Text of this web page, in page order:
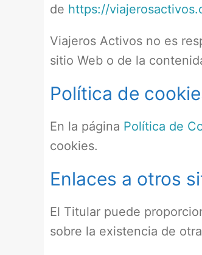
de https://
Viajeros Activos no es
sitio Web o de la
Política de
En la página Política de
cookies.
Enlaces a otros
El Titular puede
sobre la existencia de